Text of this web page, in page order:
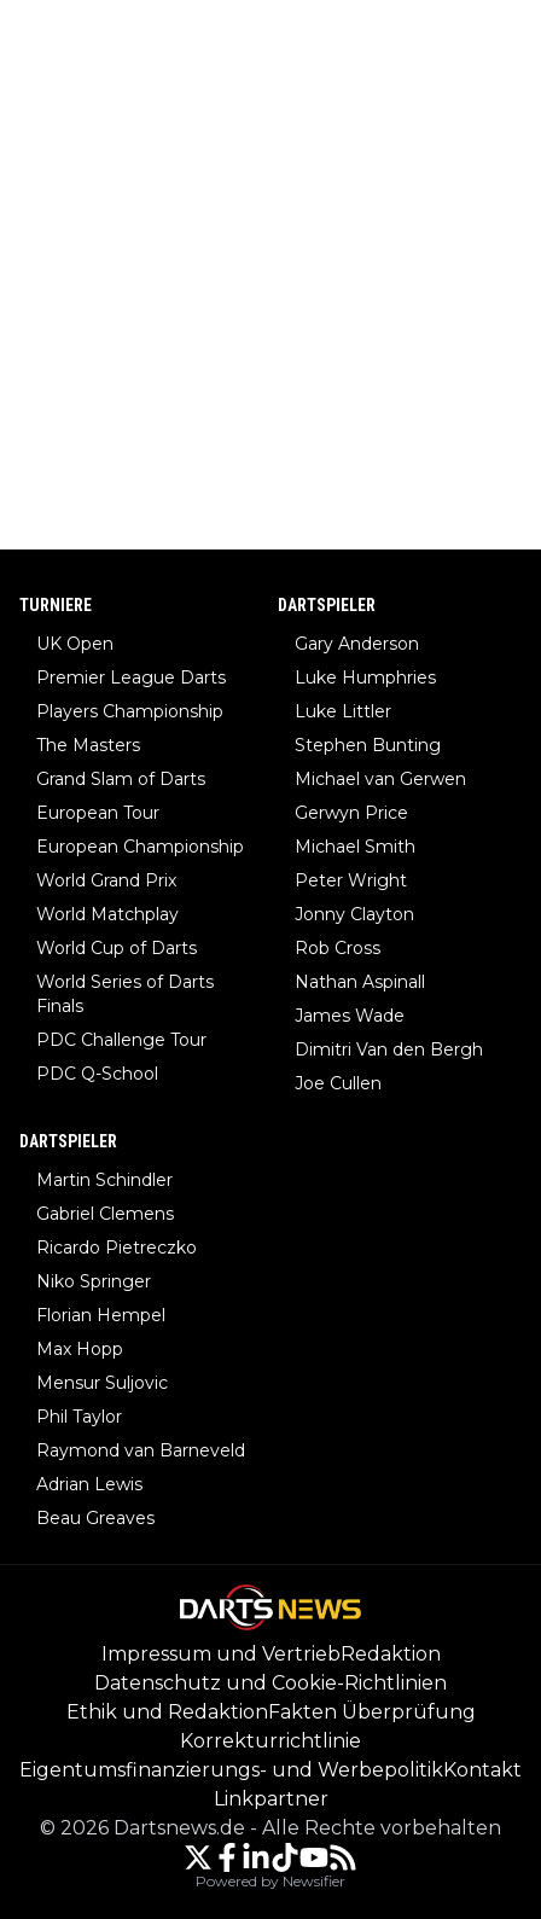
TURNIERE
UK Open
Premier League Darts
Players Championship
The Masters
Grand Slam of Darts
European Tour
European Championship
World Grand Prix
World Matchplay
World Cup of Darts
World Series of Darts
Finals
PDC Challenge Tour
PDC Q-School
DARTSPIELER
Gary Anderson
Luke Humphries
Luke Littler
Stephen Bunting
Michael van Gerwen
Gerwyn Price
Michael Smith
Peter Wright
Jonny Clayton
Rob Cross
Nathan Aspinall
James Wade
Dimitri Van den Bergh
Joe Cullen
DARTSPIELER
Martin Schindler
Gabriel Clemens
Ricardo Pietreczko
Niko Springer
Florian Hempel
Max Hopp
Mensur Suljovic
Phil Taylor
Raymond van Barneveld
Adrian Lewis
Beau Greaves
Impressum und VertriebRedaktion
Datenschutz und Cookie-Richtlinien
Ethik und RedaktionFakten Überprüfung
Korrekturrichtlinie
Eigentumsfinanzierungs- und WerbepolitikKontakt
Linkpartner
© 2026 Dartsnews.de - Alle Rechte vorbehalten
Powered by Newsifier